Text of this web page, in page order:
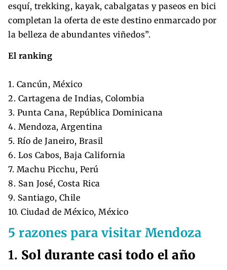
esquí, trekking, kayak, cabalgatas y paseos en bici
completan la oferta de este destino enmarcado por
la belleza de abundantes viñedos”.
El ranking
1. Cancún, México
2. Cartagena de Indias, Colombia
3. Punta Cana, República Dominicana
4. Mendoza, Argentina
5. Río de Janeiro, Brasil
6. Los Cabos, Baja California
7. Machu Picchu, Perú
8. San José, Costa Rica
9. Santiago, Chile
10. Ciudad de México, México
5 razones para visitar Mendoza
1. Sol durante casi todo el año